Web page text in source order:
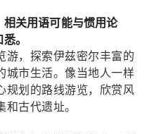
关用语可能与惯用论
。
游，探索伊兹密尔丰富的
城市生活。像当地人一样
规划的路线游览，欣赏风
古代遗址。